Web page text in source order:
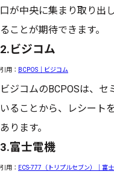
口が中央に集まり取り出
ることが期待できます。
2.ビジコム
引用： BCPOS｜ビジコム
ビジコムのBCPOSは、
いることから、レシート
あります。
3.富士電機
引用： ECS-777（トリプルセブン）｜富